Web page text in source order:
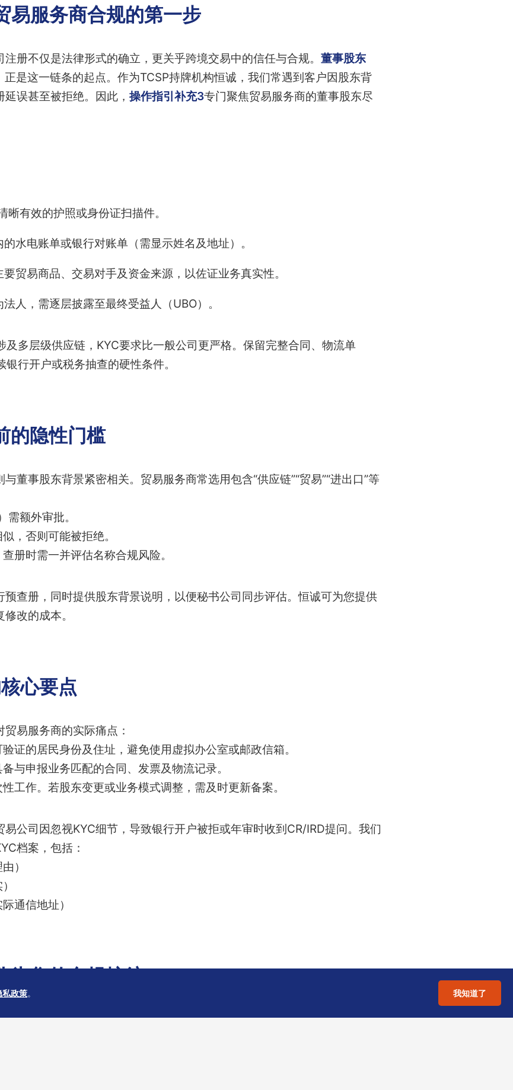
易服务商合规的第一步
册不仅是法律形式的确立，更关乎跨境交易中的信任与合规。 董事股东
正是这一链条的起点。作为TCSP持牌机构恒诚，我们常遇到客户因股东背
误甚至被拒绝。因此， 操作指引补充3专门聚焦贸易服务商的董事股东尽
有效的护照或身份证扫描件。
水电账单或银行对账单（需显示姓名及地址）。
贸易商品、交易对手及资金来源，以佐证业务真实性。
人，需逐层披露至最终受益人（UBO）。
及多层级供应链，KYC要求比一般公司更严格。保留完整合同、物流单
行开户或税务抽查的硬性条件。
的隐性门槛
董事股东背景紧密相关。贸易服务商常选用包含“供应链”“贸易”“进出口”等
需额外审批。
，否则可能被拒绝。
册时需一并评估名称合规风险。
查册，同时提供股东背景说明，以便秘书公司同步评估。恒诚可为您提供
改的成本。
心要点
易服务商的实际痛点：
验证的居民身份及住址，避免使用虚拟办公室或邮政信箱。
备与申报业务匹配的合同、发票及物流记录。
性工作。若股东变更或业务模式调整，需及时更新备案。
公司因忽视KYC细节，导致银行开户被拒或年审时收到CR/IRD提问。我们
档案，包括：
）
通信地址）
为您的合规护航
董事股东KYC档案、做好名称查册，才能保障业务顺畅。若您正计划以贸
私政策。 我知道了